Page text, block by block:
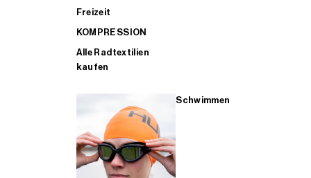
Freizeit
KOMPRESSION
Alle Radtextilien
kaufen
Schwimmen